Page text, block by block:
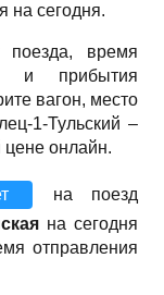
на сегодня.
поезда, время
и прибытия
вагон, место
1-Тульский –
цене онлайн.
на поезд
на сегодня
отправления